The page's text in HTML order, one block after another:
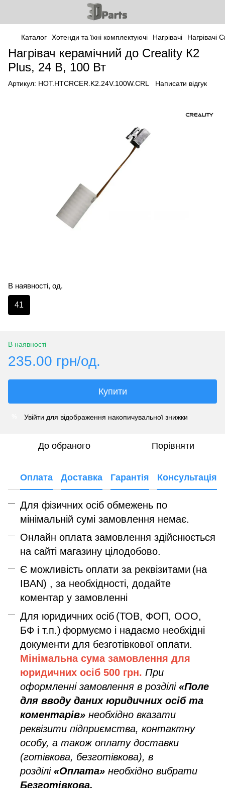
Каталог Хотенди та їхні комплектуючі Нагрівачі Нагрівачі
Нагрівач керамічний до Creality К2
Plus, 24 В, 100 Вт
Артикул: HOT.HTCRCER.K2.24V.100W.CRL Написати відгук
В наявності, од.
41
В наявності
235.00 грн/од.
Купити
Увійти для відображення накопичувальної знижки
До обраного Порівняти
Оплата Доставка Гарантія Консультація
Для фізичних осіб обмежень по
мінімальній сумі замовлення немає.
Онлайн оплата замовлення здійснюється
на сайті магазину цілодобово.
Є можливість оплати за реквізитами (на
IBAN) , за необхідності, додайте
коментар у замовленні
Для юридичних осіб (ТОВ, ФОП, ООО,
БФ і т.п.) формуємо і надаємо необхідні
документи для безготівкової оплати.
Мінімальна сума замовлення для
юридичних осіб 500 грн. При
оформленні замовлення в розділі «Поле
для вводу даних юридичних осіб та
коментарів» необхідно вказати
реквізити підприємства, контактну
особу, а також оплату доставки
(готівкова, безготівкова), в
розділі «Оплата» необхідно вибрати
Безготівкова.